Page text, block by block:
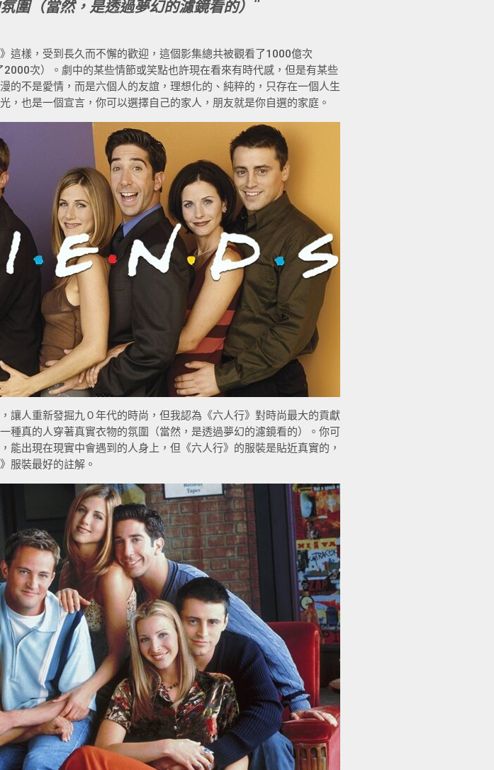
圍（當然，是透過夢幻的濾鏡看的）
這樣，受到長久而不懈的歡迎，這個影集總共被觀看了1000億次
2000次）。劇中的某些情節或笑點也許現在看來有時代感，但是有某些
的不是愛情，而是六個人的友誼，理想化的、純粹的，只存在一個人生
，也是一個宣言，你可以選擇自己的家人，朋友就是你自選的家庭。
讓人重新發掘九０年代的時尚，但我認為《六人行》對時尚最大的貢獻
種真的人穿著真實衣物的氛圍（當然，是透過夢幻的濾鏡看的）。你可
能出現在現實中會遇到的人身上，但《六人行》的服裝是貼近真實的，
服裝最好的註解。